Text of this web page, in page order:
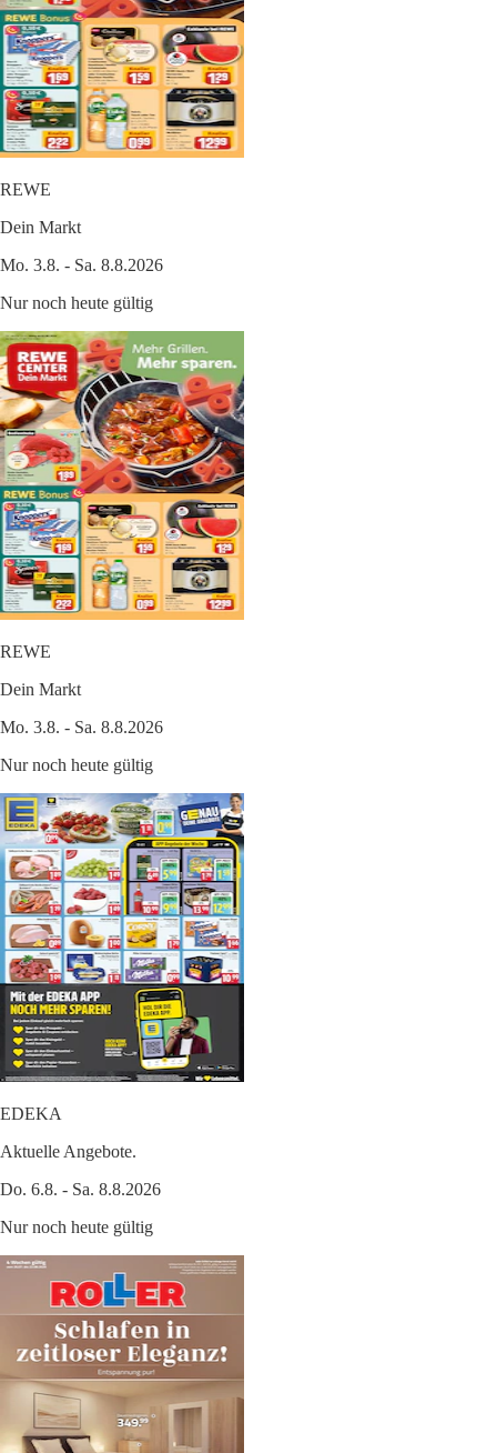
REWE
Dein Markt
Mo. 3.8. - Sa. 8.8.2026
Nur noch heute gültig
REWE
Dein Markt
Mo. 3.8. - Sa. 8.8.2026
Nur noch heute gültig
EDEKA
Aktuelle Angebote.
Do. 6.8. - Sa. 8.8.2026
Nur noch heute gültig